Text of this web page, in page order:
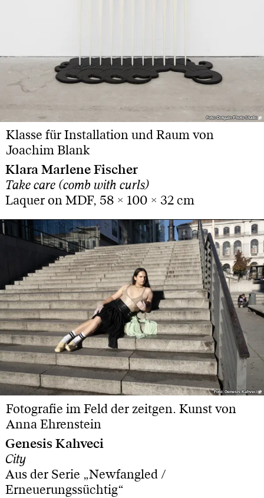
Foto: Dotgain Photo Studio
Foto: Dotgain Photo Studio
Klasse für Installation und Raum von
Joachim Blank
Klara Marlene Fischer
Take care (comb with curls)
Laquer on MDF, 58 × 100 × 32 cm
Foto: Genesis Kahveci
Foto: Genesis Kahveci
Fotografie im Feld der zeitgen. Kunst von
Anna Ehrenstein
Genesis Kahveci
City
Aus der Serie „Newfangled /
Erneuerungssüchtig“